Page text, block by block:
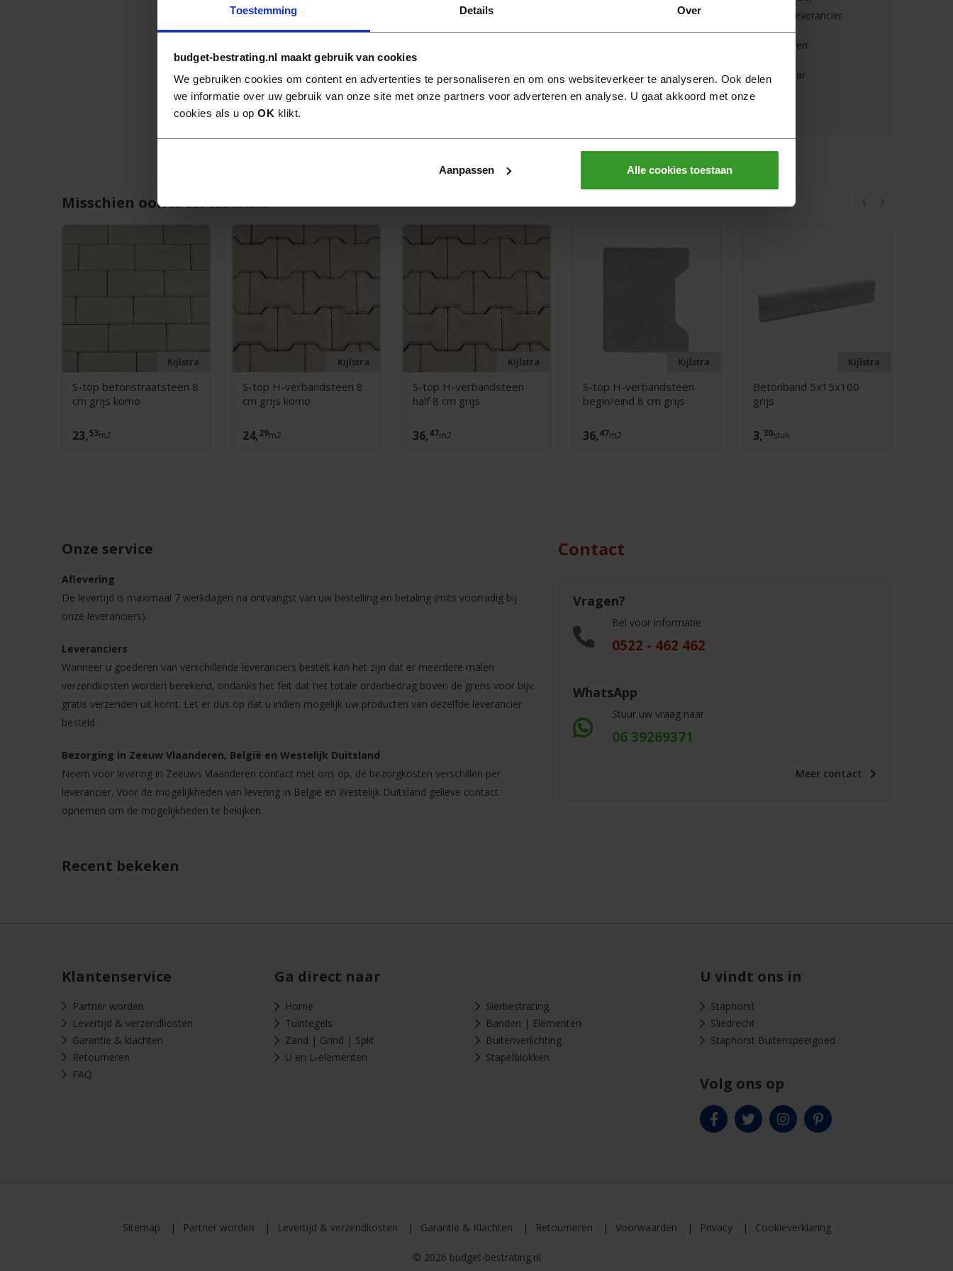
Toestemming Details Over
budget-bestrating.nl maakt gebruik van cookies
We gebruiken cookies om content en advertenties te personaliseren en om ons websiteverkeer te analyseren. Ook delen
we informatie over uw gebruik van onze site met onze partners voor adverteren en analyse. U gaat akkoord met onze
cookies als u op OK klikt.
Aanpassen Alle cookies toestaan
goederenwaarde van één leverancier
Binnen 30 dagen retourneren
6 dagen per week bereikbaar
Veilig online betalen
Misschien ook interessant...
Kijlstra
S-top betonstraatsteen 8
cm grijs komo
23,53m2
Kijlstra
S-top H-verbandsteen 8
cm grijs komo
24,29m2
Kijlstra
S-top H-verbandsteen
half 8 cm grijs
36,47m2
Kijlstra
S-top H-verbandsteen
begin/eind 8 cm grijs
36,47m2
Kijlstra
Betonband 5x15x100
grijs
3,30stuk
Onze service
Aflevering
De levertijd is maximaal 7 werkdagen na ontvangst van uw bestelling en betaling (mits voorradig bij
onze leveranciers).
Leveranciers
Wanneer u goederen van verschillende leveranciers bestelt kan het zijn dat er meerdere malen
verzendkosten worden berekend, ondanks het feit dat het totale orderbedrag boven de grens voor bijv.
gratis verzenden uit komt. Let er dus op dat u indien mogelijk uw producten van dezelfde leverancier
besteld.
Bezorging in Zeeuw Vlaanderen, België en Westelijk Duitsland
Neem voor levering in Zeeuws Vlaanderen contact met ons op, de bezorgkosten verschillen per
leverancier. Voor de mogelijkheden van levering in België en Westelijk Duitsland gelieve contact
opnemen om de mogelijkheden te bekijken.
Contact
Vragen?
Bel voor informatie
0522 - 462 462
WhatsApp
Stuur uw vraag naar
06 39269371
Meer contact
Recent bekeken
Klantenservice
Partner worden
Levertijd & verzendkosten
Garantie & klachten
Retourneren
FAQ
Ga direct naar
Home
Sierbestrating
Tuintegels
Banden | Elementen
Zand | Grind | Split
Buitenverlichting
U en L-elementen
Stapelblokken
U vindt ons in
Staphorst
Sliedrecht
Staphorst Buitenspeelgoed
Volg ons op
Sitemap Partner worden Levertijd & verzendkosten Garantie & Klachten Retourneren Voorwaarden Privacy Cookieverklaring
© 2026 budget-bestrating.nl